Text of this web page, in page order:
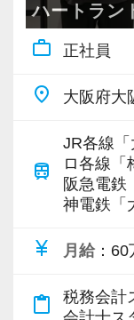
ハートラン
work_outline 正社員
place 大阪府大
train
JR各線「
ロ各線「
阪急電鉄
神電鉄「
currency_yen 月給 ：
content_paste
税務会計